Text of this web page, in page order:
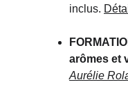
inclus.
arômes et
Aurélie